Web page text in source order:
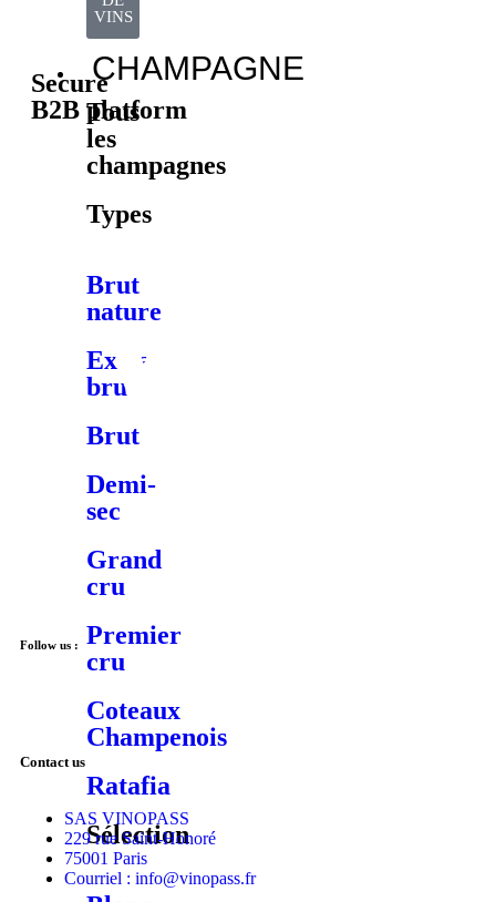
VINS
CHAMPAGNE
Tous
les
champagnes
Types
Brut
nature
Extra
brut
Brut
Demi-
sec
Grand
cru
Premier
cru
Coteaux
Champenois
Ratafia
Sélection
Secure
B2B platform
Follow us :
Contact us
SAS VINOPASS
229 rue Saint-Honoré
75001 Paris
Courriel : info@vinopass.fr